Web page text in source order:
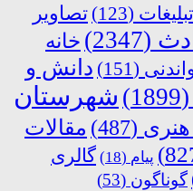
تبلیغات (123)
تصاویر
(2347)
خانه
(151)
دانش و
(1899)
شهرستان
(487)
مقالات
پیام (18)
گالری
گوناگون (53)